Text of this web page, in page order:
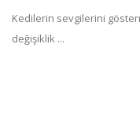
Kedilerin sevgilerini
değişiklik ...